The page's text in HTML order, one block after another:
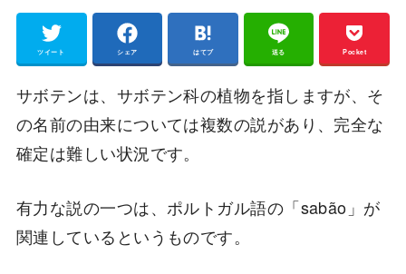
ツイート シェア はてブ 送る Pocket
サボテンは、サボテン科の植物を指しますが、そ
の名前の由来については複数の説があり、完全な
確定は難しい状況です。
有力な説の一つは、ポルトガル語の「sabão」が
関連しているというものです。